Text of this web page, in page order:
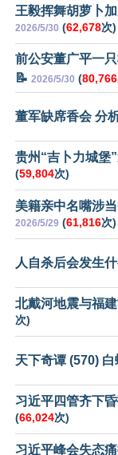
王毅挥舞胡萝卜
2026/5/30 (62,678次)
前公安董广平一
📝 2026/5/30 (80,766
董军缺席香会 分
贵州“吉卜力城堡
(59,804次)
美籍亲中名嘴涉
2026/5/29 (61,816次)
人自杀后会发生
北戴河地震与福
次)
天下奇谭 (570)
习近平四管齐下
(66,024次)
习近平峰会失态